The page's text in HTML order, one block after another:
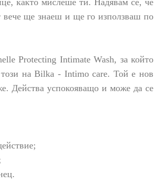
както мислеше ти. Надявам се, че
вече ще знаеш и ще го използваш по
Protecting Intimate Wash, за който
този на Bilka - Intimo care. Той е нов
Действа успокояващо и може да се